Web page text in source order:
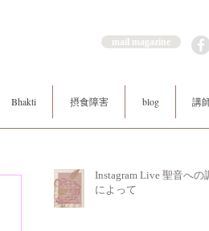
mail magazine
Bhakti 摂食障害 blog 講
Instagram Live 聖音への
によって